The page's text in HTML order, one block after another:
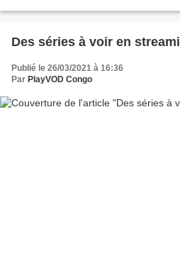
Des séries à voir en
Publié le 26/03/2021 à 16:36
Par PlayVOD Congo